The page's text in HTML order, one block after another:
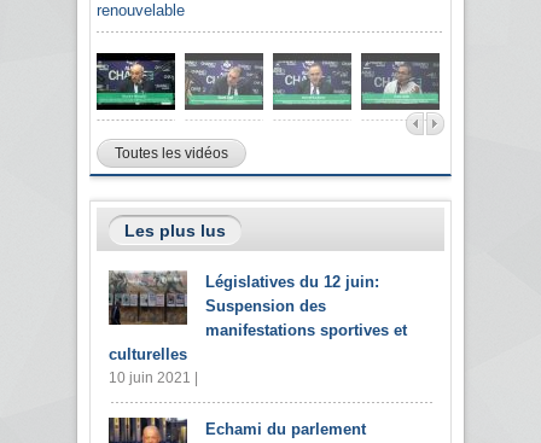
renouvelable
Toutes les vidéos
Les plus lus
Législatives du 12 juin:
Suspension des
manifestations sportives et
culturelles
10 juin 2021 |
Echami du parlement